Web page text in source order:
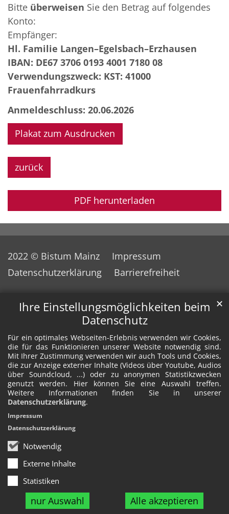
Ihre Einstellungsmöglichkeiten beim
Datenschutz
Für ein optimales Webseiten-Erlebnis verwenden wir Cookies,
die für das Funktionieren unserer Website notwendig sind.
Mit Ihrer Zustimmung verwenden wir auch Tools und Cookies,
die zur Anzeige externer Inhalte (Videos über Youtube, Audios
über Soundcloud, ...) oder zu anonymen Statistikzwecken
genutzt werden. Hier können Sie eine Auswahl treffen.
Weitere Informationen finden Sie in unserer
Datenschutzerklärung.
Notwendig
Externe Inhalte
Statistiken
nur Auswahl Alle akzeptieren
✕
Impressum
Datenschutzerklärung
Bitte überweisen Sie den Betrag auf folgendes
Konto:
Empfänger:
Hl. Familie Langen–Egelsbach–Erzhausen
IBAN: DE67 3706 0193 4001 7180 08
Verwendungszweck: KST: 41000
Frauenfahrradkurs
Anmeldeschluss: 20.06.2026
Plakat zum Ausdrucken
zurück
PDF herunterladen
2022 © Bistum Mainz
Impressum
Datenschutzerklärung
Barrierefreiheit